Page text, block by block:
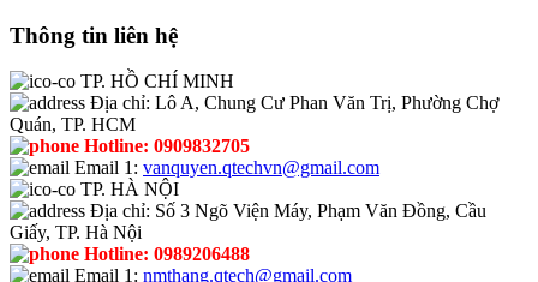
Thông tin liên hệ
TP. HỒ CHÍ MINH
Địa chỉ: Lô A, Chung Cư Phan Văn Trị, Phường Chợ
Quán, TP. HCM
Hotline: 0909832705
Email 1: vanquyen.qtechvn@gmail.com
TP. HÀ NỘI
Địa chỉ: Số 3 Ngõ Viện Máy, Phạm Văn Đồng, Cầu
Giấy, TP. Hà Nội
Hotline: 0989206488
Email 1: nmthang.qtech@gmail.com